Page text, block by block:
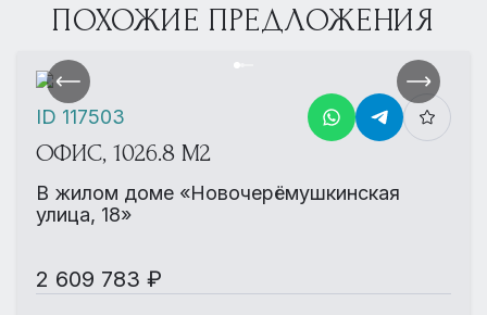
ПОХОЖИЕ ПРЕДЛОЖЕНИЯ
ОФИС, 1026.8 М2
В жилом доме «Новочерёмушкинская
улица, 18»
2 609 783 ₽
ID 117503